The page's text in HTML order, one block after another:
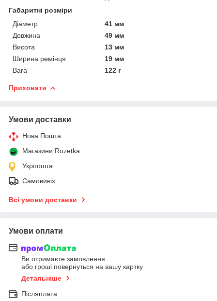
Габаритні розміри
Діаметр
41 мм
Довжина
49 мм
Висота
13 мм
Ширина ремінця
19 мм
Вага
122 г
Приховати
Умови доставки
Нова Пошта
Магазини Rozetka
Укрпошта
Самовивіз
Всі умови доставки
Умови оплати
Ви отримаєте замовлення
або гроші повернуться на вашу картку
Детальніше
Післяплата